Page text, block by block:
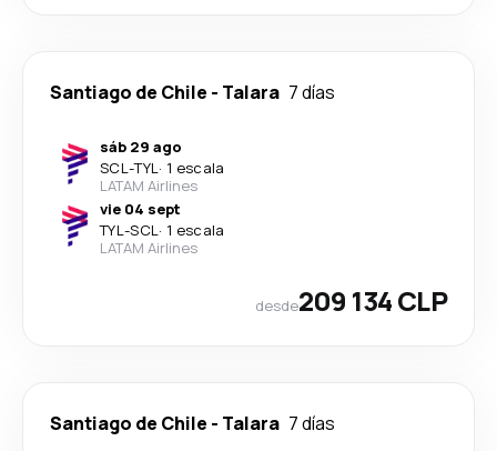
Santiago de Chile - Talara 7 días
sáb 29 ago
SCL-TYL· 1 escala
LATAM Airlines
vie 04 sept
TYL-SCL· 1 escala
LATAM Airlines
desde209 134 CLP
Santiago de Chile - Talara 7 días